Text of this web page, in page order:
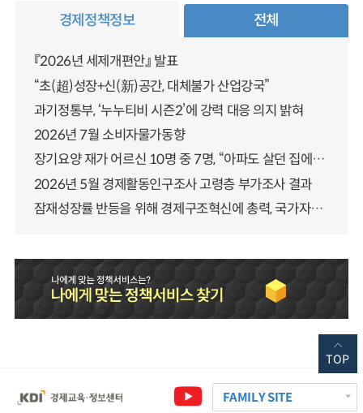
경제정책정보 전체
『2026년 세제개편안』 발표
“초(超)성장+신(新)공간, 대체불가 산업강국”
과기정통부, ‘누누티비 시즌2’에 강력 대응 의지 밝혀
2026년 7월 소비자물가동향
장기요양 재가 어르신 10명 중 7명, “아파도 살던 집에서 살겠다” 「2025년 장기요양실태조사」 결과 발표
2026년 5월 경제활동인구조사 고령층 부가조사 결과
잠재성장률 반등을 위해 경제구조혁신에 총력, 국가자산 관리체계 대전환
FAMILY SITE
TOP